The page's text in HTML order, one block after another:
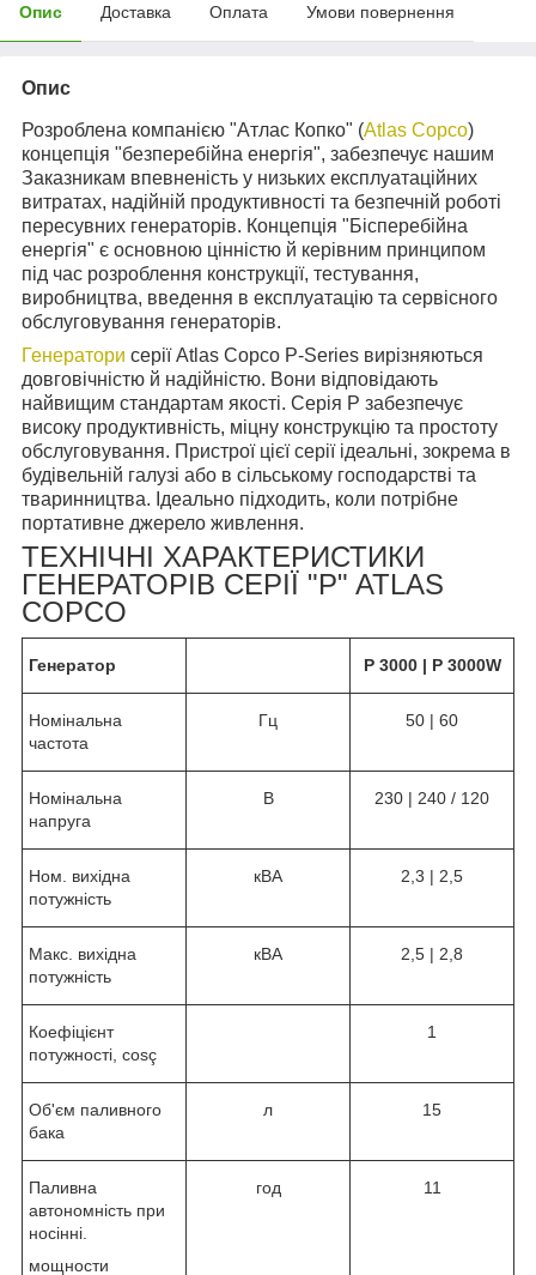
Опис Доставка Оплата Умови повернення
Опис
Розроблена компанією "Атлас Копко" (Atlas Copco)
концепція "безперебійна енергія", забезпечує нашим
Заказникам впевненість у низьких експлуатаційних
витратах, надійній продуктивності та безпечній роботі
пересувних генераторів. Концепція "Бісперебійна
енергія" є основною цінністю й керівним принципом
під час розроблення конструкції, тестування,
виробництва, введення в експлуатацію та сервісного
обслуговування генераторів.
Генератори серії Atlas Copco P-Series вирізняються
довговічністю й надійністю. Вони відповідають
найвищим стандартам якості. Серія P забезпечує
високу продуктивність, міцну конструкцію та простоту
обслуговування. Пристрої цієї серії ідеальні, зокрема в
будівельній галузі або в сільському господарстві та
тваринництва. Ідеально підходить, коли потрібне
портативне джерело живлення.
ТЕХНІЧНІ ХАРАКТЕРИСТИКИ
ГЕНЕРАТОРІВ СЕРІЇ "P" ATLAS
COPCO
Генератор P 3000 | P 3000W
Номінальна
частота
Гц 50 | 60
Номінальна
напруга
В 230 | 240 / 120
Ном. вихідна
потужність
кВА 2,3 | 2,5
Макс. вихідна
потужність
кВА 2,5 | 2,8
Коефіцієнт
потужності, cosç
1
Об'єм паливного
бака
л 15
Паливна
автономність при
носінні.
мощности
год 11